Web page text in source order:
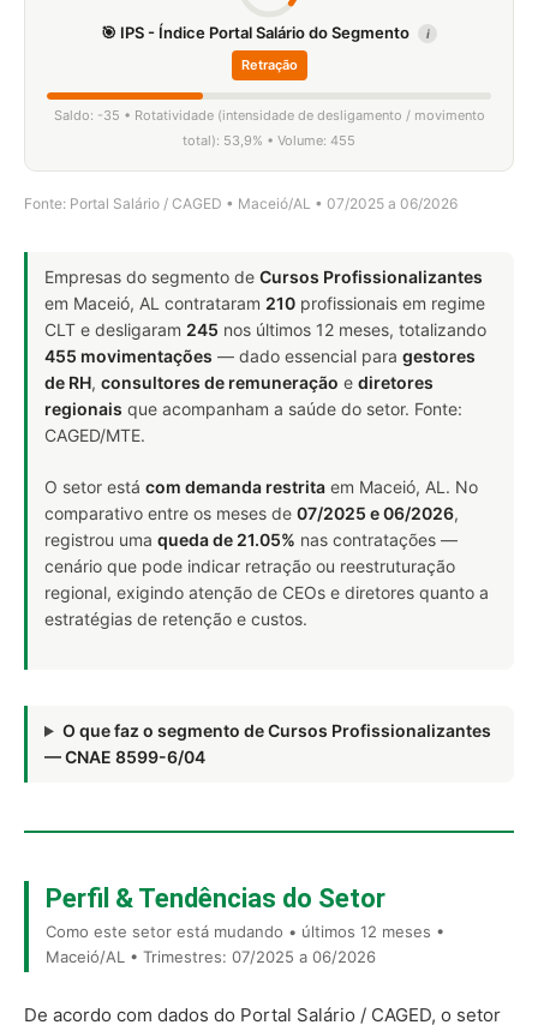
🎯 IPS - Índice Portal Salário do Segmento i
Retração
Saldo: -35 • Rotatividade (intensidade de desligamento / movimento
total): 53,9% • Volume: 455
Fonte: Portal Salário / CAGED • Maceió/AL • 07/2025 a 06/2026
Empresas do segmento de Cursos Profissionalizantes
em Maceió, AL contrataram 210 profissionais em regime
CLT e desligaram 245 nos últimos 12 meses, totalizando
455 movimentações — dado essencial para gestores
de RH, consultores de remuneração e diretores
regionais que acompanham a saúde do setor. Fonte:
CAGED/MTE.
O setor está com demanda restrita em Maceió, AL. No
comparativo entre os meses de 07/2025 e 06/2026,
registrou uma queda de 21.05% nas contratações —
cenário que pode indicar retração ou reestruturação
regional, exigindo atenção de CEOs e diretores quanto a
estratégias de retenção e custos.
O que faz o segmento de Cursos Profissionalizantes
— CNAE 8599-6/04
Perfil & Tendências do Setor
Como este setor está mudando • últimos 12 meses •
Maceió/AL • Trimestres: 07/2025 a 06/2026
De acordo com dados do Portal Salário / CAGED, o setor